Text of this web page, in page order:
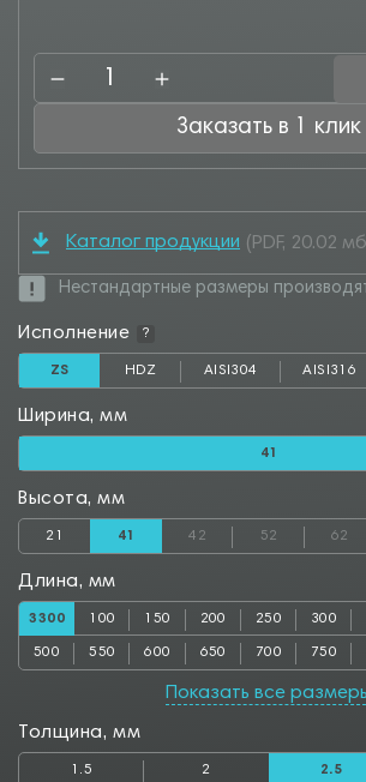
Заказать в 1 клик
Каталог продукции (PDF, 20.02
Нестандартные размеры
Исполнение ?
ZS HDZ AISI304 AISI316
Ширина, мм
41
Высота, мм
21 41 42 52 62
Длина, мм
3300 100 150 200 250 300
500 550 600 650 700 750
1050 1100 1150 1200
1850 1900 1950 2000 2050 2100
Показать все
Толщина, мм
1.5 2 2.5